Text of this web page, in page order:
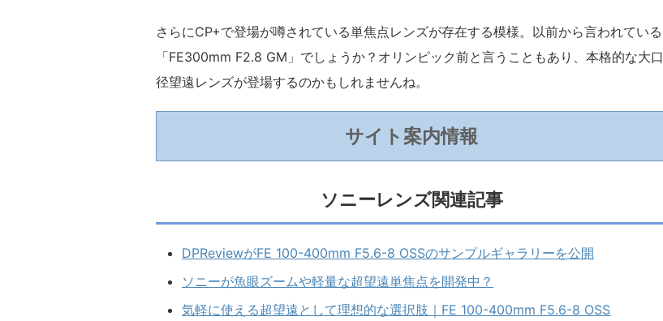
さらにCP+で登場が噂されている単焦点レンズが存在する模様。以前から言われている
「FE300mm F2.8 GM」でしょうか？オリンピック前と言うこともあり、本格的な大口
径望遠レンズが登場するのかもしれませんね。
サイト案内情報
ソニーレンズ関連記事
DPReviewがFE 100-400mm F5.6-8 OSSのサンプルギャラリーを公開
ソニーが魚眼ズームや軽量な超望遠単焦点を開発中？
気軽に使える超望遠として理想的な選択肢｜FE 100-400mm F5.6-8 OSS